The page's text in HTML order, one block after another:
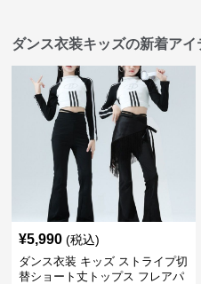
ダンス衣装キッズの新着アイ
¥5,990 (税込)
ダンス衣装 キッズ ストライプ切
替ショート丈トップス フレアパ